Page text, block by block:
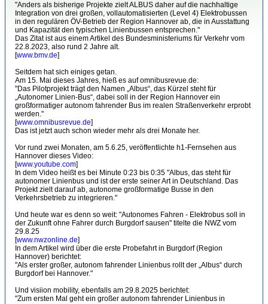
"Anders als bisherige Projekte zielt ALBUS daher auf die nachhaltige
Integration von drei großen, vollautomatisierten (Level 4) Elektrobussen
in den regulären ÖV-Betrieb der Region Hannover ab, die in Ausstattung
und Kapazität den typischen Linienbussen entsprechen."
Das Zitat ist aus einem Artikel des Bundesministeriums für Verkehr vom
22.8.2023, also rund 2 Jahre alt.
[www.bmv.de]
Seitdem hat sich einiges getan.
Am 15. Mai dieses Jahres, hieß es auf omnibusrevue.de:
"Das Pilotprojekt trägt den Namen „Albus“, das Kürzel steht für
„Autonomer Linien-Bus“, dabei soll in der Region Hannover ein
großformatiger autonom fahrender Bus im realen Straßenverkehr erprobt
werden."
[www.omnibusrevue.de]
Das ist jetzt auch schon wieder mehr als drei Monate her.
Vor rund zwei Monaten, am 5.6.25, veröffentlichte h1-Fernsehen aus
Hannover dieses Video:
[www.youtube.com]
In dem Video heißt es bei Minute 0:23 bis 0:35 "Albus, das steht für
autonomer Linienbus und ist der erste seiner Art in Deutschland. Das
Projekt zielt darauf ab, autonome großformatige Busse in den
Verkehrsbetrieb zu integrieren."
Und heute war es denn so weit: "Autonomes Fahren - Elektrobus soll in
der Zukunft ohne Fahrer durch Burgdorf sausen" titelte die NWZ vom
29.8.25
[www.nwzonline.de]
In dem Artikel wird über die erste Probefahrt in Burgdorf (Region
Hannover) berichtet:
"Als erster großer, autonom fahrender Linienbus rollt der „Albus“ durch
Burgdorf bei Hannover."
Und visiion mobility, ebenfalls am 29.8.2025 berichtet:
"Zum ersten Mal geht ein großer autonom fahrender Linienbus in